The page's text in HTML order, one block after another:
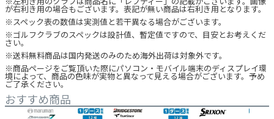
が右利き用の場合もございます。表記が無い商品は右利き用となります。
※スペック表の数値は実測値と若干異なる場合がございます。
※ゴルフクラブのスペックは設計値、暫定値ですので、目安とお考えくだ
さい。
※送料無料商品は国内発送のみのため海外出荷は対象外です。
※商品ページをご覧頂いた際にパソコン・モバイル端末のディスプレイ環
境によって、商品の色味が実物と異なって見える場合がございます。予め
ご了承ください。
おすすめ商品